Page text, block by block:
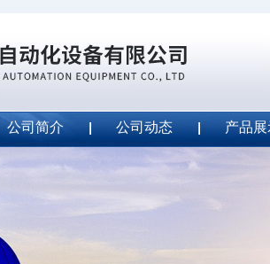
公司简介 公司动态 产品